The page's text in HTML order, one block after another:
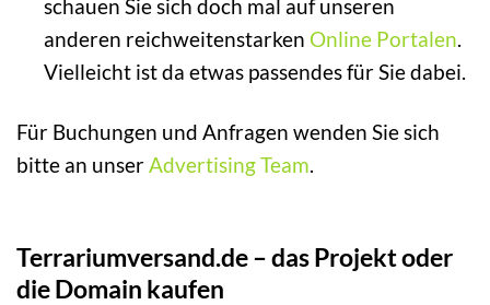
schauen Sie sich doch mal auf unseren
anderen reichweitenstarken Online Portalen.
Vielleicht ist da etwas passendes für Sie dabei.
Für Buchungen und Anfragen wenden Sie sich
bitte an unserAdvertising Team.
Terrariumversand.de – das Projekt oder
die Domain kaufen